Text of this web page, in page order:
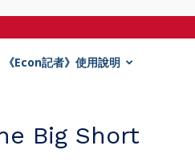
《Econ記者》使用說明
Big Short